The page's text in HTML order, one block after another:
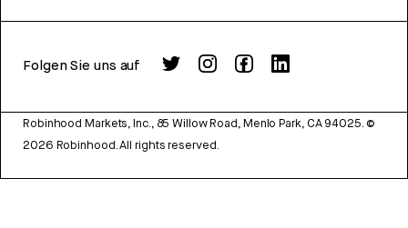
Folgen Sie uns auf
Robinhood Markets, Inc., 85 Willow Road, Menlo Park, CA 94025. ©
2026 Robinhood. All rights reserved.